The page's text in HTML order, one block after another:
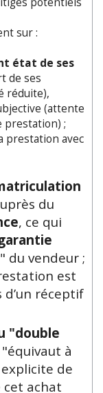
sur :
état de ses
de ses
réduite),
(attente
prestation) ;
prestation avec
du
, ce qui
du vendeur ;
est
réceptif
"double
à
de
achat